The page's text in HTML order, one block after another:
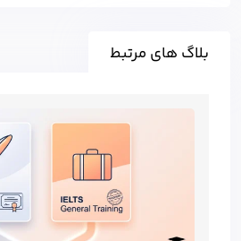
بلاگ های مرتبط